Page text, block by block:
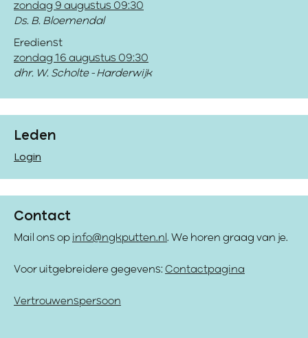
zondag 9 augustus 09:30
Ds. B. Bloemendal
Eredienst
zondag 16 augustus 09:30
dhr. W. Scholte - Harderwijk
Leden
Login
Contact
Mail ons op info@ngkputten.nl . We horen graag van je.
Voor uitgebreidere gegevens: Contactpagina
Vertrouwenspersoon